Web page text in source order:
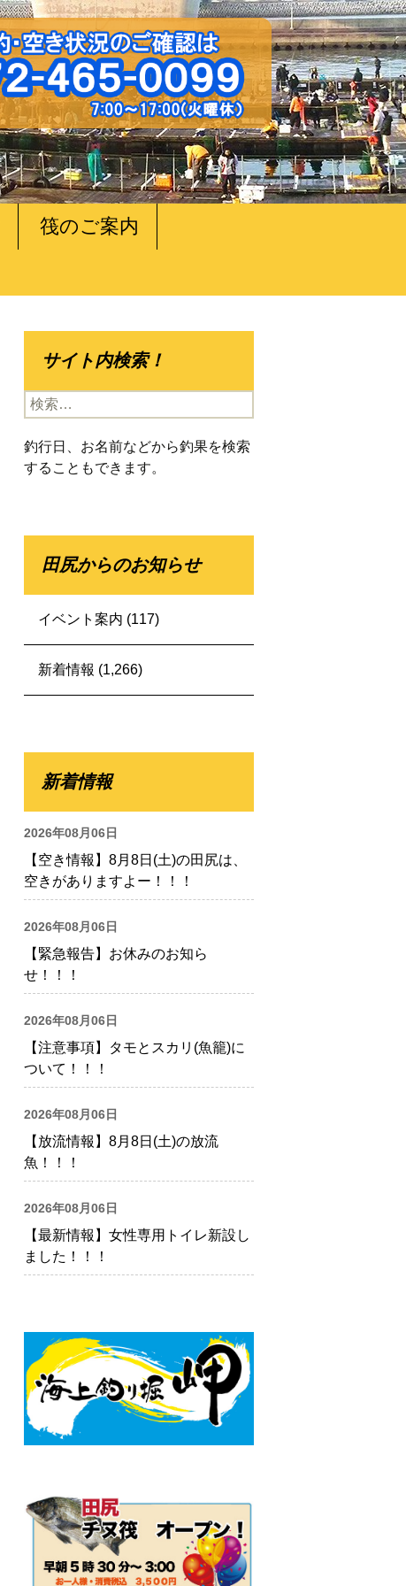
筏のご案内
サイト内検索！
検
索:
釣行日、お名前などから釣果を検索
することもできます。
田尻からのお知らせ
イベント案内 (117)
新着情報 (1,266)
新着情報
2026年08月06日
【空き情報】8月8日(土)の田尻は、
空きがありますよー！！！
2026年08月06日
【緊急報告】お休みのお知ら
せ！！！
2026年08月06日
【注意事項】タモとスカリ(魚籠)に
ついて！！！
2026年08月06日
【放流情報】8月8日(土)の放流
魚！！！
2026年08月06日
【最新情報】女性専用トイレ新設し
ました！！！